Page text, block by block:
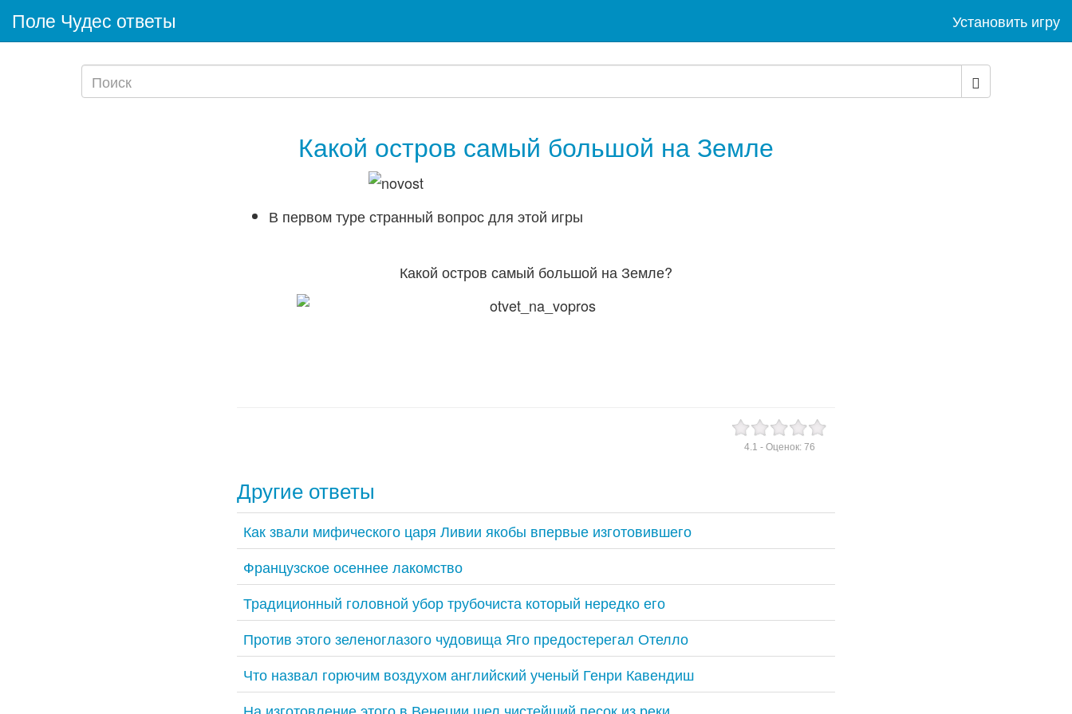
Поле Чудес ответы Установить игру
Какой остров самый большой на Земле
В первом туре странный вопрос для этой игры
Какой остров самый большой на Земле?
4.1 - Оценок: 76
Другие ответы
Как звали мифического царя Ливии якобы впервые изготовившего
Французское осеннее лакомство
Традиционный головной убор трубочиста который нередко его
Против этого зеленоглазого чудовища Яго предостерегал Отелло
Что назвал горючим воздухом английский ученый Генри Кавендиш